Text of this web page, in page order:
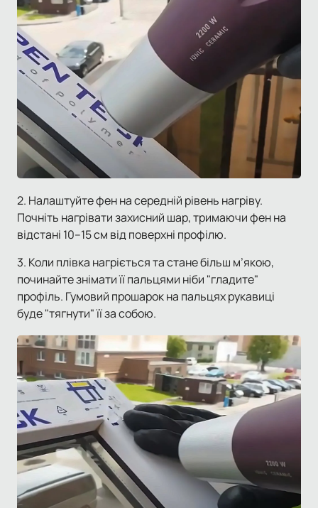
2. Налаштуйте фен на середній рівень нагріву.
Почніть нагрівати захисний шар, тримаючи фен на
відстані 10–15 см від поверхні профілю.
3. Коли плівка нагріється та стане більш м’якою,
починайте знімати її пальцями ніби "гладите"
профіль. Гумовий прошарок на пальцях рукавиці
буде "тягнути" її за собою.